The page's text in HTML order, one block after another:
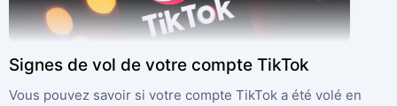
Signes de vol de votre compte TikTok
Vous pouvez savoir si votre compte TikTok a été volé en